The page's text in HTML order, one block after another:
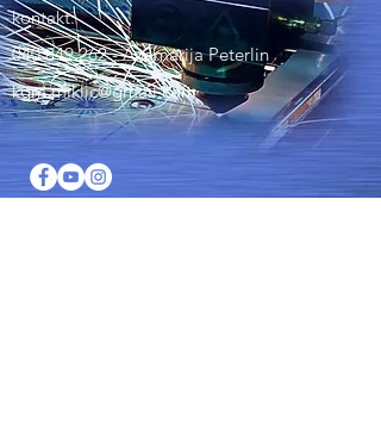
kontakt:
040 849 262- Anamarija Peterlin
kgm.miklic@gmail.com